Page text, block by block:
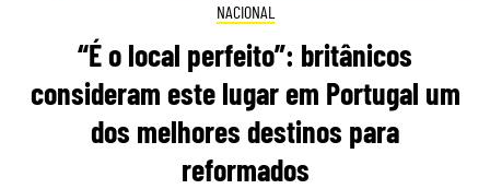
NACIONAL
“É o local perfeito”: britânicos
consideram este lugar em Portugal um
dos melhores destinos para
reformados